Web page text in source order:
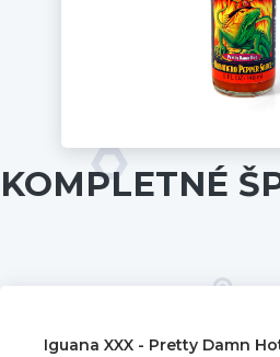
KOMPLETNÉ
Iguana XXX - Pretty Damn